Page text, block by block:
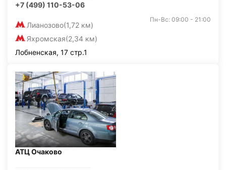
+7 (499) 110-53-06
Лианозово(1,72 км)
Яхромская(2,34 км)
Пн-Вс: 09:00 - 21:00
Лобненская, 17 стр.1
АТЦ Очаково